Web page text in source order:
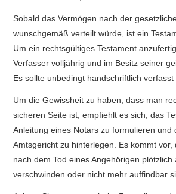
Sobald das Vermögen nach der
wunschgemäß verteilt würde, ist ein
Um ein rechtsgültiges Testament
Verfasser volljährig und im Besitz seiner
Es sollte unbedingt handschriftlich verfasst
Um die Gewissheit zu haben, dass man
sicheren Seite ist, empfiehlt es sich, das
Anleitung eines Notars zu formulieren und
Amtsgericht zu hinterlegen. Es kommt vor,
nach dem Tod eines Angehörigen
verschwinden oder nicht mehr auffindbar